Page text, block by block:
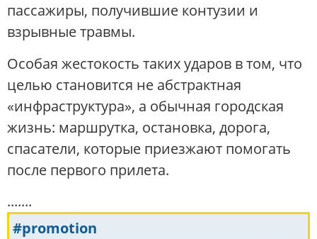
пассажиры, получившие контузии и
взрывные травмы.
Особая жестокость таких ударов в том, что
целью становится не абстрактная
«инфраструктура», а обычная городская
жизнь: маршрутка, остановка, дорога,
спасатели, которые приезжают помогать
после первого прилета.
.......
#promotion